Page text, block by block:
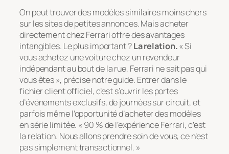
On peut trouver des modèles similaires moins chers
sur les sites de petites annonces. Mais acheter
directement chez Ferrari offre des avantages
intangibles. Le plus important ?La relation.« Si
vous achetez une voiture chez un revendeur
indépendant au bout de la rue, Ferrari ne sait pas qui
vous êtes », précise notre guide. Entrer dans le
fichier client officiel, c’est s’ouvrir les portes
d’événements exclusifs, de journées sur circuit, et
parfois même l’opportunité d’acheter des modèles
en série limitée. « 90 % de l’expérience Ferrari, c’est
la relation. Nous allons prendre soin de vous, ce n’est
pas simplement transactionnel. »